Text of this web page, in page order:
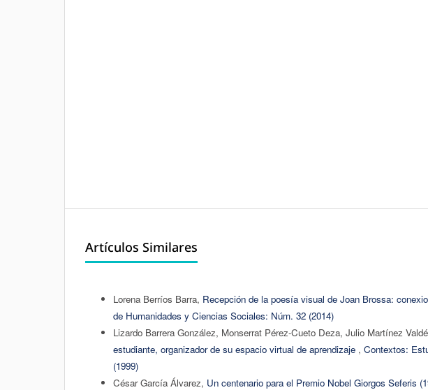
Artículos Similares
Lorena Berríos Barra, Recepción de la poesía visual de Joan Brossa:
de Humanidades y Ciencias Sociales: Núm. 32 (2014)
Lizardo Barrera González, Monserrat Pérez-Cueto Deza, Julio Martínez
estudiante, organizador de su espacio virtual de aprendizaje , Contextos:
(1999)
César García Álvarez, Un centenario para el Premio Nobel Giorgos Seferis